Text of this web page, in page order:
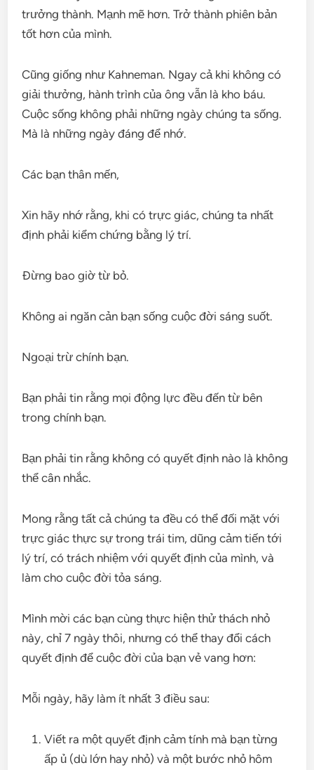
trưởng thành. Mạnh mẽ hơn. Trở thành phiên bản
tốt hơn của mình.
Cũng giống như Kahneman. Ngay cả khi không có
giải thưởng, hành trình của ông vẫn là kho báu.
Cuộc sống không phải những ngày chúng ta sống.
Mà là những ngày đáng để nhớ.
Các bạn thân mến,
Xin hãy nhớ rằng, khi có trực giác, chúng ta nhất
định phải kiểm chứng bằng lý trí.
Đừng bao giờ từ bỏ.
Không ai ngăn cản bạn sống cuộc đời sáng suốt.
Ngoại trừ chính bạn.
Bạn phải tin rằng mọi động lực đều đến từ bên
trong chính bạn.
Bạn phải tin rằng không có quyết định nào là không
thể cân nhắc.
Mong rằng tất cả chúng ta đều có thể đối mặt với
trực giác thực sự trong trái tim, dũng cảm tiến tới
lý trí, có trách nhiệm với quyết định của mình, và
làm cho cuộc đời tỏa sáng.
Mình mời các bạn cùng thực hiện thử thách nhỏ
này, chỉ 7 ngày thôi, nhưng có thể thay đổi cách
quyết định để cuộc đời của bạn vẻ vang hơn:
Mỗi ngày, hãy làm ít nhất 3 điều sau:
Viết ra một quyết định cảm tính mà bạn từng
ấp ủ (dù lớn hay nhỏ) và một bước nhỏ hôm